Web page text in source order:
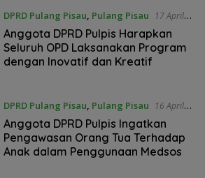
DPRD Pulang Pisau, Pulang Pisau
17 April
2025
Anggota DPRD Pulpis Harapkan
Seluruh OPD Laksanakan Program
dengan Inovatif dan Kreatif
DPRD Pulang Pisau, Pulang Pisau
16 April
2025
Anggota DPRD Pulpis Ingatkan
Pengawasan Orang Tua Terhadap
Anak dalam Penggunaan Medsos